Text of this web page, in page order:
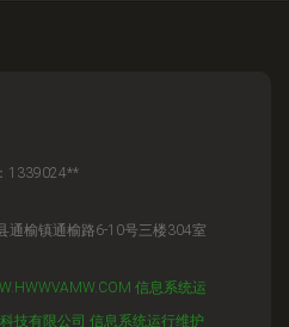
1339024**
通榆镇通榆路6-10号三楼304室
信息系统运
技有限公司 信息系统运行维护